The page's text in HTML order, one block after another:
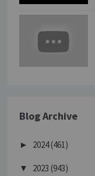
Blog Archive
► 2024(461)
▼ 2023 (943)